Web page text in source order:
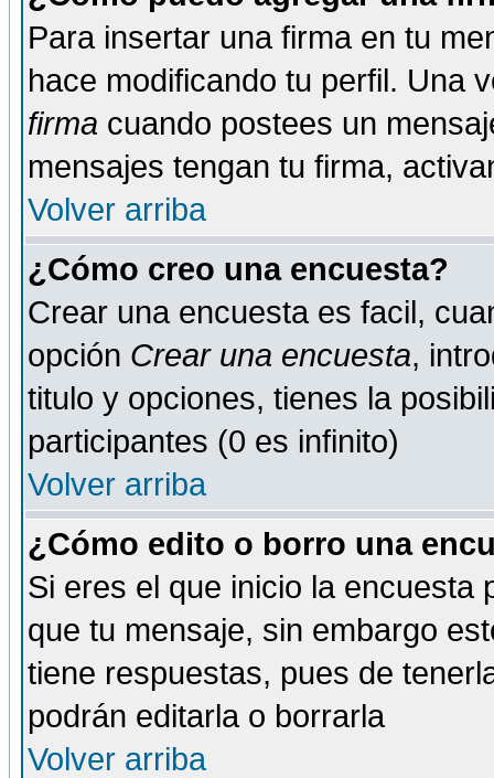
Para insertar una firma en tu
hace modificando tu perfil. Una
firma cuando postees un
mensajes tengan tu firma,
Volver arriba
¿Cómo creo una encuesta?
Crear una encuesta es facil,
opción Crear una encuesta,
titulo y opciones, tienes la
participantes (0 es infinito)
Volver arriba
¿Cómo edito o borro una
Si eres el que inicio la encuesta
que tu mensaje, sin embargo
tiene respuestas, pues de
podrán editarla o borrarla
Volver arriba